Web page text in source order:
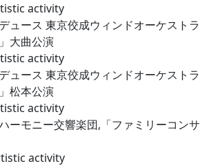
activity
ュース 東京佼成ウィンドオーケストラ
大曲公演
activity
ュース 東京佼成ウィンドオーケストラ
松本公演
activity
ーモニー交響楽団,「ファミリーコンサ
activity